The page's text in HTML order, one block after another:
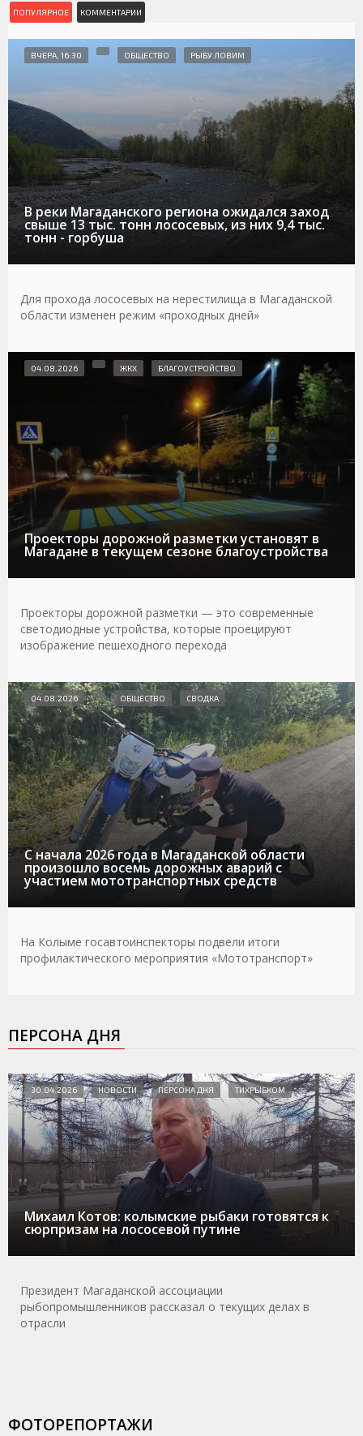
ПОПУЛЯРНОЕ КОММЕНТАРИИ
В реки Магаданского региона ожидался заход
свыше 13 тыс. тонн лососевых, из них 9,4 тыс.
тонн - горбуша
ВЧЕРА, 16:30 ОБЩЕСТВО РЫБУ ЛОВИМ
Для прохода лососевых на нерестилища в Магаданской
области изменен режим «проходных дней»
Проекторы дорожной разметки установят в
Магадане в текущем сезоне благоустройства
04.08.2026 ЖКХ БЛАГОУСТРОЙСТВО
Проекторы дорожной разметки — это современные
светодиодные устройства, которые проецируют
изображение пешеходного перехода
С начала 2026 года в Магаданской области
произошло восемь дорожных аварий с
участием мототранспортных средств
04.08.2026 ОБЩЕСТВО СВОДКА
На Колыме госавтоинспекторы подвели итоги
профилактического мероприятия «Мототранспорт»
ПЕРСОНА ДНЯ
Михаил Котов: колымские рыбаки готовятся к
сюрпризам на лососевой путине
30.04.2026 НОВОСТИ ПЕРСОНА ДНЯ ТИХРЫБКОМ
Президент Магаданской ассоциации
рыбопромышленников рассказал о текущих делах в
отрасли
ФОТОРЕПОРТАЖИ